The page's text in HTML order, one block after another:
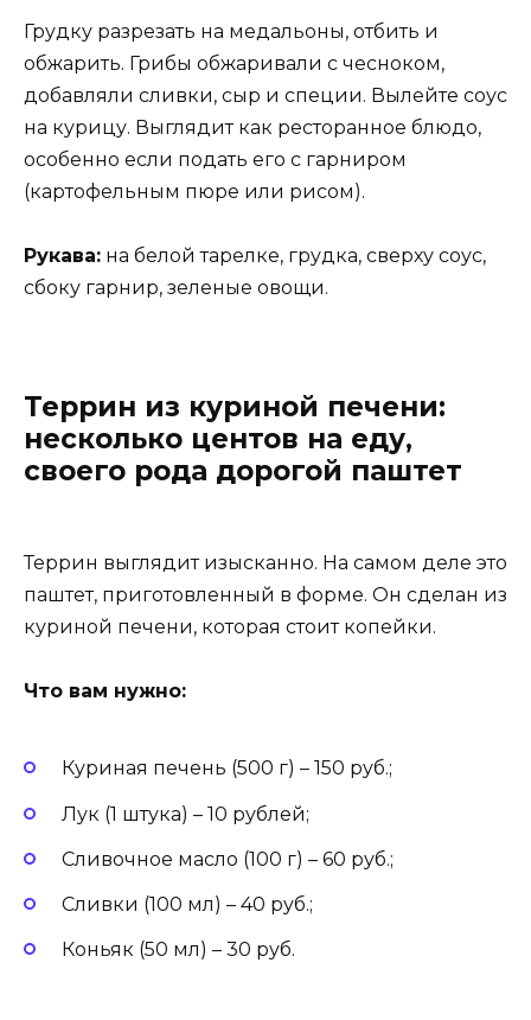
Грудку разрезать на медальоны, отбить и
обжарить. Грибы обжаривали с чесноком,
добавляли сливки, сыр и специи. Вылейте соус
на курицу. Выглядит как ресторанное блюдо,
особенно если подать его с гарниром
(картофельным пюре или рисом).
Рукава: на белой тарелке, грудка, сверху соус,
сбоку гарнир, зеленые овощи.
Террин из куриной печени:
несколько центов на еду,
своего рода дорогой паштет
Террин выглядит изысканно. На самом деле это
паштет, приготовленный в форме. Он сделан из
куриной печени, которая стоит копейки.
Что вам нужно:
Куриная печень (500 г) – 150 руб.;
Лук (1 штука) – 10 рублей;
Сливочное масло (100 г) – 60 руб.;
Сливки (100 мл) – 40 руб.;
Коньяк (50 мл) – 30 руб.